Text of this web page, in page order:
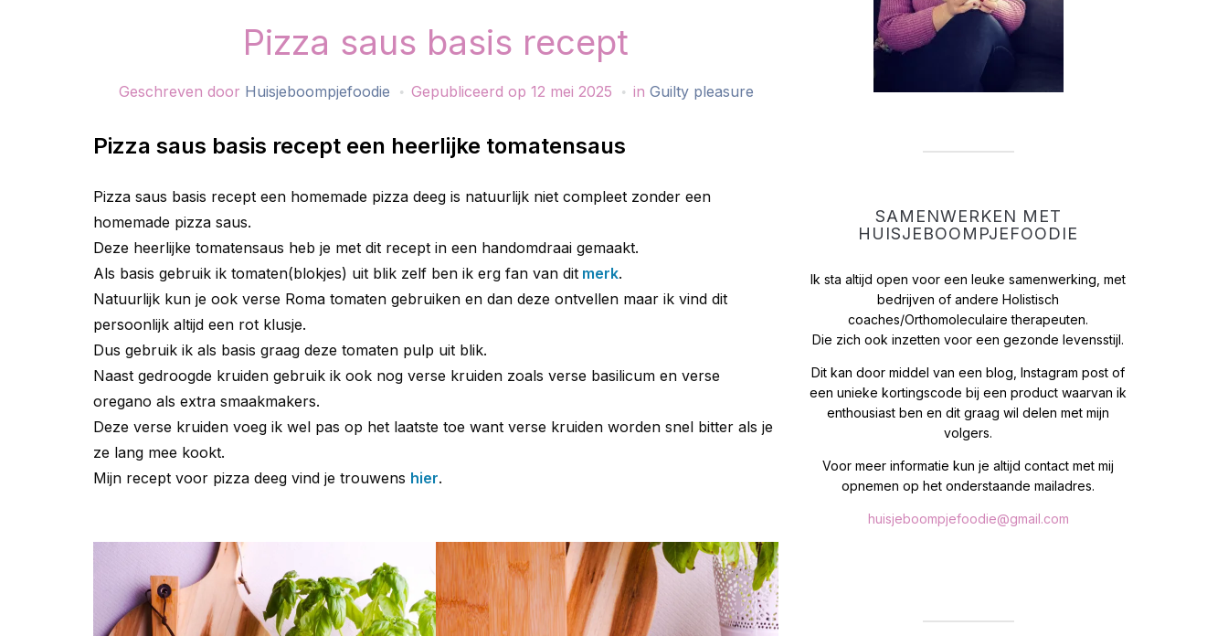
Pizza saus basis recept
Geschreven door Huisjeboompjefoodie Gepubliceerd op 12 mei 2025 in Guilty pleasure
Pizza saus basis recept een heerlijke tomatensaus
Pizza saus basis recept een homemade pizza deeg is natuurlijk niet compleet zonder een
homemade pizza saus.
Deze heerlijke tomatensaus heb je met dit recept in een handomdraai gemaakt.
Als basis gebruik ik tomaten(blokjes) uit blik zelf ben ik erg fan van dit merk.
Natuurlijk kun je ook verse Roma tomaten gebruiken en dan deze ontvellen maar ik vind dit
persoonlijk altijd een rot klusje.
Dus gebruik ik als basis graag deze tomaten pulp uit blik.
Naast gedroogde kruiden gebruik ik ook nog verse kruiden zoals verse basilicum en verse
oregano als extra smaakmakers.
Deze verse kruiden voeg ik wel pas op het laatste toe want verse kruiden worden snel bitter als je
ze lang mee kookt.
Mijn recept voor pizza deeg vind je trouwens hier.
SAMENWERKEN MET
HUISJEBOOMPJEFOODIE
Ik sta altijd open voor een leuke samenwerking, met
bedrijven of andere Holistisch
coaches/Orthomoleculaire therapeuten.
Die zich ook inzetten voor een gezonde levensstijl.
Dit kan door middel van een blog, Instagram post of
een unieke kortingscode bij een product waarvan ik
enthousiast ben en dit graag wil delen met mijn
volgers.
Voor meer informatie kun je altijd contact met mij
opnemen op het onderstaande mailadres.
huisjeboompjefoodie@gmail.com